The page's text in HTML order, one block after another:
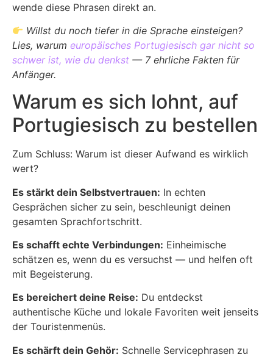
wende diese Phrasen direkt an.
Willst du noch tiefer in die Sprache einsteigen?
Lies, warum europäisches Portugiesisch gar nicht so
schwer ist, wie du denkst — 7 ehrliche Fakten für
Anfänger.
Warum es sich lohnt, auf
Portugiesisch zu bestellen
Zum Schluss: Warum ist dieser Aufwand es wirklich
wert?
Es stärkt dein Selbstvertrauen: In echten
Gesprächen sicher zu sein, beschleunigt deinen
gesamten Sprachfortschritt.
Es schafft echte Verbindungen: Einheimische
schätzen es, wenn du es versuchst — und helfen oft
mit Begeisterung.
Es bereichert deine Reise: Du entdeckst
authentische Küche und lokale Favoriten weit jenseits
der Touristenmenüs.
Es schärft dein Gehör: Schnelle Servicephrasen zu